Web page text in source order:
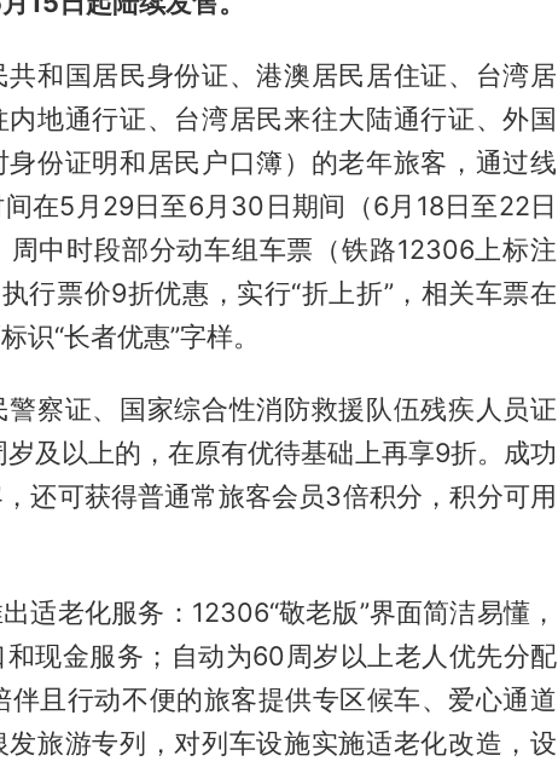
和国居民身份证、港澳居民居住证、台湾居
地通行证、台湾居民来往大陆通行证、外国
份证明和居民户口簿）的老年旅客，通过线
在5月29日至6月30日期间（6月18日至22日
中时段部分动车组车票（铁路12306上标注
行票价9折优惠，实行“折上折”，相关车票在
识“长者优惠”字样。
察证、国家综合性消防救援队伍残疾人员证
及以上的，在原有优待基础上再享9折。成功
还可获得普通常旅客会员3倍积分，积分可用
适老化服务：12306“敬老版”界面简洁易懂，
现金服务；自动为60周岁以上老人优先分配
且行动不便的旅客提供专区候车、爱心通道
旅游专列，对列车设施实施适老化改造，设